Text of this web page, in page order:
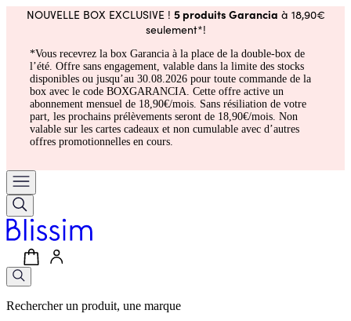
NOUVELLE BOX EXCLUSIVE ! 5 produits Garancia à 18,90€
seulement*!
*Vous recevrez la box Garancia à la place de la double-box de
l’été. Offre sans engagement, valable dans la limite des stocks
disponibles ou jusqu’au 30.08.2026 pour toute commande de la
box avec le code BOXGARANCIA. Cette offre active un
abonnement mensuel de 18,90€/mois. Sans résiliation de votre
part, les prochains prélèvements seront de 18,90€/mois. Non
valable sur les cartes cadeaux et non cumulable avec d’autres
offres promotionnelles en cours.
Rechercher un produit, une marque